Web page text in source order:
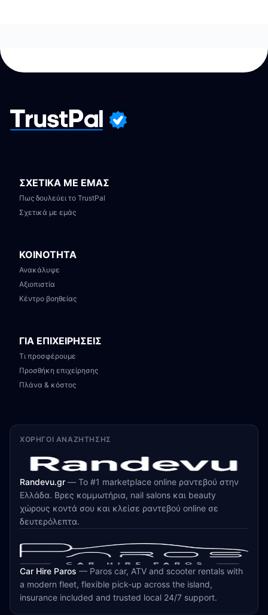
ΣΧΕΤΙΚΑ ΜΕ ΕΜΑΣ
Πως δουλεύει το TrustPal
Σχετικά με εμάς
ΚΟΙΝΟΤΗΤΑ
Ανακάλυψε
Αξιοπιστία
Κέντρο βοηθείας
ΓΙΑ ΕΠΙΧΕΙΡΗΣΕΙΣ
Τι προσφέρουμε
Προσθήκη επιχείρησης
Πλάνα & κόστος
ΧΟΡΗΓΟΊ ΑΝΑΖΉΤΗΣΗΣ
Randevu.gr — Το #1 marketplace online ραντεβού στην
Ελλάδα. Βρες κομμωτήρια, nail salons και beauty
χώρους κοντά σου και κλείσε ραντεβού online σε
δευτερόλεπτα.
Car Hire Paros — Paros car, ATV and scooter rentals with
a modern fleet, flexible pick-up across the island,
insurance included and trusted local 24/7 support.